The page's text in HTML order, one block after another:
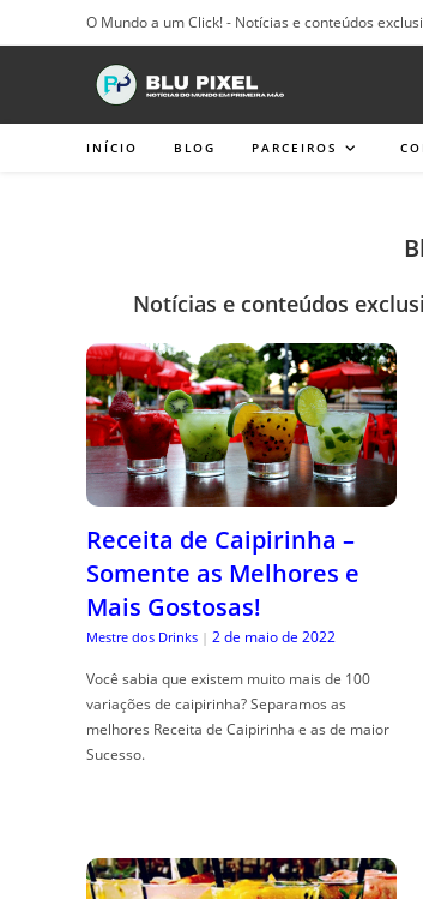
para
O Mundo a um Click! - Notícias e conteúdos
INÍCIO BLOG PARCEIROS
Notícias e conteúdos
Receita de Caipirinha –
Somente as Melhores e
Mais Gostosas!
Mestre dos Drinks | 2 de maio de 2022
Você sabia que existem muito mais de 100
variações de caipirinha? Separamos as
melhores Receita de Caipirinha e as de maior
Sucesso.